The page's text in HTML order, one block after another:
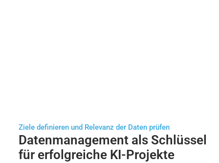
Ziele definieren und Relevanz der Daten prüfen
Datenmanagement als Schlüssel
für erfolgreiche KI-Projekte